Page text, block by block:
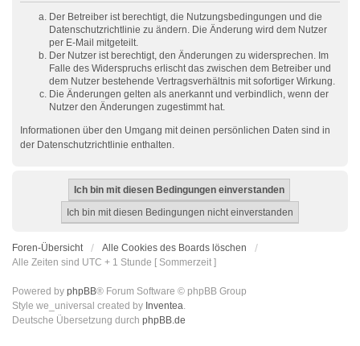
Der Betreiber ist berechtigt, die Nutzungsbedingungen und die
Datenschutzrichtlinie zu ändern. Die Änderung wird dem Nutzer
per E-Mail mitgeteilt.
Der Nutzer ist berechtigt, den Änderungen zu widersprechen. Im
Falle des Widerspruchs erlischt das zwischen dem Betreiber und
dem Nutzer bestehende Vertragsverhältnis mit sofortiger Wirkung.
Die Änderungen gelten als anerkannt und verbindlich, wenn der
Nutzer den Änderungen zugestimmt hat.
Informationen über den Umgang mit deinen persönlichen Daten sind in
der Datenschutzrichtlinie enthalten.
Foren-Übersicht
Alle Cookies des Boards löschen
Alle Zeiten sind UTC + 1 Stunde [ Sommerzeit ]
Powered by phpBB® Forum Software © phpBB Group
Style we_universal created by Inventea.
Deutsche Übersetzung durch phpBB.de